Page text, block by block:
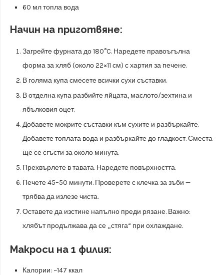
60 мл топла вода
Начин на приготвяне:
Загрейте фурната до 180°C. Наредете правоъгълна
форма за хляб (около 22×11 см) с хартия за печене.
В голяма купа смесете всички сухи съставки.
В отделна купа разбийте яйцата, маслото/зехтина и
ябълковия оцет.
Добавете мокрите съставки към сухите и разбъркайте.
Добавете топлата вода и разбъркайте до гладкост. Сместа
ще се сгъсти за около минута.
Прехвърлете в тавата. Наредете повърхността.
Печете 45–50 минути. Проверете с клечка за зъби —
трябва да излезе чиста.
Оставете да изстине напълно преди рязане. Важно:
хлябът продължава да се „стяга“ при охлаждане.
Макроси на 1 филия:
Калории: ~147 ккал